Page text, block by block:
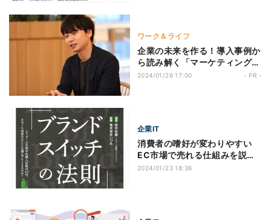
ワーク＆ライフ
企業の未来を作る！導入事例か
ら読み解く「マーケティング」
とは？ 第2回 たった1回で、驚
2024/01/26 17:00 - PR -
企業IT
消費者の嗜好が変わりやすい
EC市場で売れる仕組みを説く
『ブランドスイッチの法則』が
2024/01/23 18:36